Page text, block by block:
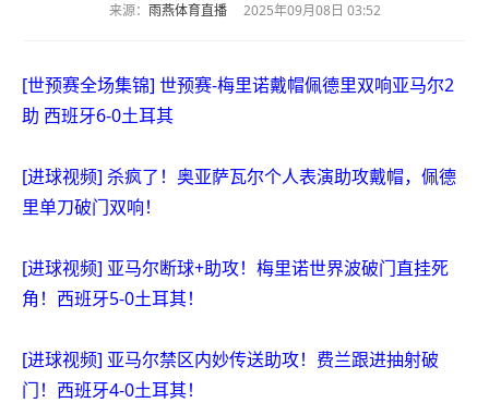
来源： 雨燕体育直播 2025年09月08日 03:52
[世预赛全场集锦] 世预赛-梅里诺戴帽佩德里双响亚马尔2
助 西班牙6-0土耳其
[进球视频] 杀疯了！奥亚萨瓦尔个人表演助攻戴帽，佩德
里单刀破门双响！
[进球视频] 亚马尔断球+助攻！梅里诺世界波破门直挂死
角！西班牙5-0土耳其！
[进球视频] 亚马尔禁区内妙传送助攻！费兰跟进抽射破
门！西班牙4-0土耳其！